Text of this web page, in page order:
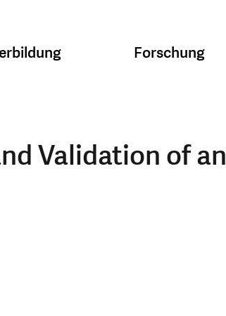
Forschung
Validation of an